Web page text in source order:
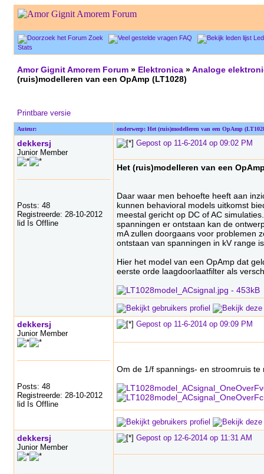
Zoek FAQ
Stats
Amor Gignit Amorem Forum» Elektronica»Analoge
(ruis)modelleren van een OpAmp (LT1028)
Printbare versie
Auteur: onderwerp: Het (ruis)modelleren van een OpAmp
dekkersj
Junior Member
Posts: 48
Registreerde: 28-10-2012
lid Is Offline
Gepost op 11-6-2014 op 09:02 PM
Het (ruis)modelleren van een
Daar waar men behoefte heeft aan
kunnen behavioral models uitkomst
meestal gericht op DC of AC
spanningen er ontstaan kan de
mA zullen doorgaans voor problemen
ontstaan van spanningen in kV range
Hier het model van een OpAmp dat
eerste orde laagdoorlaatfilter als
dekkersj
Junior Member
Posts: 48
Registreerde: 28-10-2012
lid Is Offline
Gepost op 11-6-2014 op 09:09 PM
Om de 1/f spannings- en stroomruis
dekkersj
Junior Member
Gepost op 12-6-2014 op 11:31 AM